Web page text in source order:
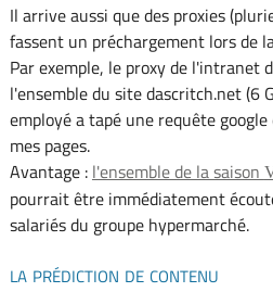
Il arrive aussi que des proxies
fassent un préchargement lors de
Par exemple, le proxy de l'intranet
l'ensemble du site dascritch.net (6
employé a tapé une requête
mes pages.
Avantage : l'ensemble de la saison
pourrait être immédiatement
salariés du groupe hypermarché.
la prédiction de contenu